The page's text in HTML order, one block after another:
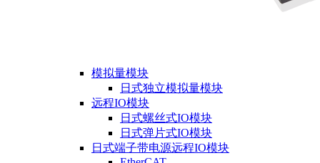
模拟量模块
日式独立模拟量模块
远程IO模块
日式螺丝式IO模块
日式弹片式IO模块
日式端子带电源远程IO模块